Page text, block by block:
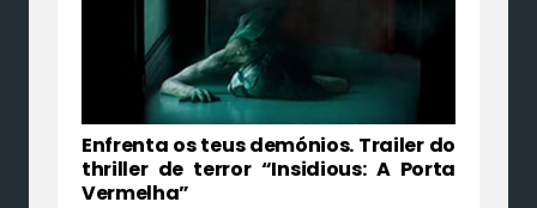
Enfrenta os teus demónios. Trailer do
thriller de terror “Insidious: A Porta
Vermelha”